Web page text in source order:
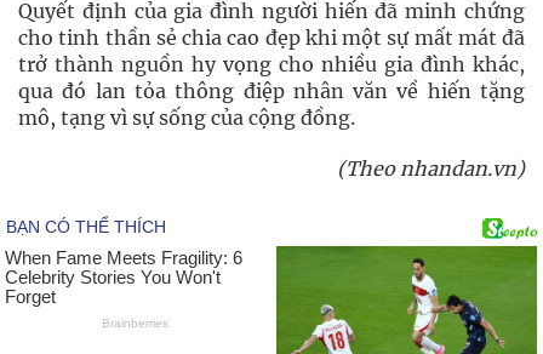
Quyết định của gia đình người hiến đã minh chứng
cho tinh thần sẻ chia cao đẹp khi một sự mất mát đã
trở thành nguồn hy vọng cho nhiều gia đình khác,
qua đó lan tỏa thông điệp nhân văn về hiến tặng
mô, tạng vì sự sống của cộng đồng.
(Theo nhandan.vn)